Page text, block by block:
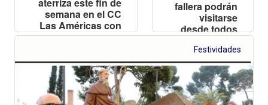
aterriza este fin de
semana en el CC
Las Américas con
alrededor de 1.500
maquetas de
aviones, barcos y
reproducciones
históricas
fallera podrán
visitarse
desde todos
los rincones
del mundo a
través de la
nueva
aplicación de
360º
Festividades